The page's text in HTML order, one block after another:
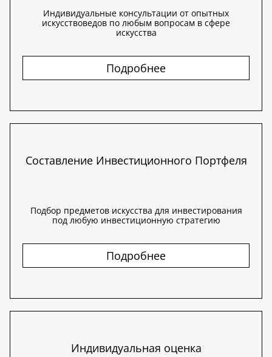
Индивидуальные консультации от опытных
искусствоведов по любым вопросам в сфере
искусства
Подробнее
Составление Инвестиционного Портфеля
Подбор предметов искусства для инвестирования
под любую инвестиционную стратегию
Подробнее
Индивидуальная оценка